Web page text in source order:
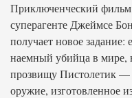
Приключенческий фильм
суперагенте Джеймсе
получает новое
наемный убийца в мире,
прозвищу Пистолетик —
оружие, изготовленное